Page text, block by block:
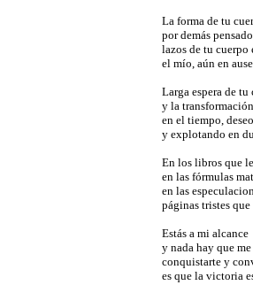
La forma de tu
por demás
lazos de tu
el mío, aún en
Larga espera de tu
y la
en el tiempo,
y explotando en
En los libros que
en las fórmulas
en las
páginas tristes
Estás a mi alcance
y nada hay que
conquistarte y
es que la victoria